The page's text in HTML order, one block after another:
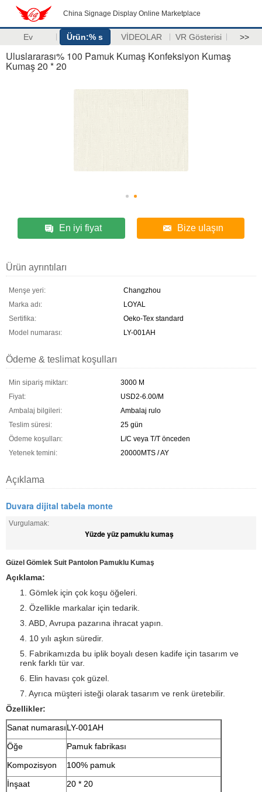
China Signage Display Online Marketplace
Ev Ürün:% s VİDEOLAR VR Gösterisi >>
Uluslararası% 100 Pamuk Kumaş Konfeksiyon Kumaş
Kumaş 20 * 20
En iyi fiyat Bize ulaşın
Ürün ayrıntıları
Menşe yeri:
Changzhou
Marka adı:
LOYAL
Sertifika:
Oeko-Tex standard
Model numarası:
LY-001AH
Ödeme & teslimat koşulları
Min sipariş miktarı:
3000 M
Fiyat:
USD2-6.00/M
Ambalaj bilgileri:
Ambalaj rulo
Teslim süresi:
25 gün
Ödeme koşulları:
L/C veya T/T önceden
Yetenek temini:
20000MTS / AY
Açıklama
Duvara dijital tabela monte
Vurgulamak:
Yüzde yüz pamuklu kumaş
Güzel Gömlek Suit Pantolon Pamuklu Kumaş
Açıklama:
1. Gömlek için çok koşu öğeleri.
2. Özellikle markalar için tedarik.
3. ABD, Avrupa pazarına ihracat yapın.
4. 10 yılı aşkın süredir.
5. Fabrikamızda bu iplik boyalı desen kadife için tasarım ve
renk farklı tür var.
6. Elin havası çok güzel.
7. Ayrıca müşteri isteği olarak tasarım ve renk üretebilir.
Özellikler:
Sanat numarasıLY-001AH
Öğe
Pamuk fabrikası
Kompozisyon
100% pamuk
İnşaat
20 * 20